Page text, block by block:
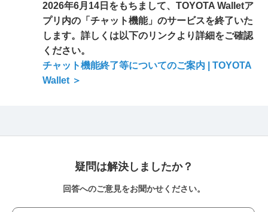
2026年6月14日をもちまして、TOYOTA Walletア
プリ内の「チャット機能」のサービスを終了いた
します。詳しくは以下のリンクより詳細をご確認
ください。
チャット機能終了等についてのご案内 | TOYOTA
Wallet ＞
疑問は解決しましたか？
回答へのご意見をお聞かせください。